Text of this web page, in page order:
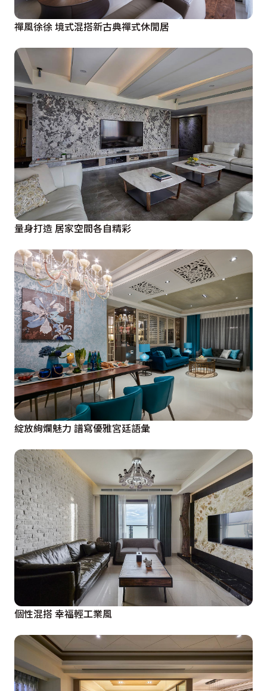
禪風徐徐 境式混搭新古典禪式休閒居
量身打造 居家空間各自精彩
綻放絢爛魅力 譜寫優雅宮廷語彙
個性混搭 幸福輕工業風